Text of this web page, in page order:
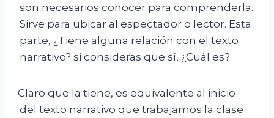
son necesarios conocer para comprenderla.
Sirve para ubicar al espectador o lector. Esta
parte, ¿Tiene alguna relación con el texto
narrativo? si consideras que sí, ¿Cuál es?
Claro que la tiene, es equivalente al inicio
del texto narrativo que trabajamos la clase